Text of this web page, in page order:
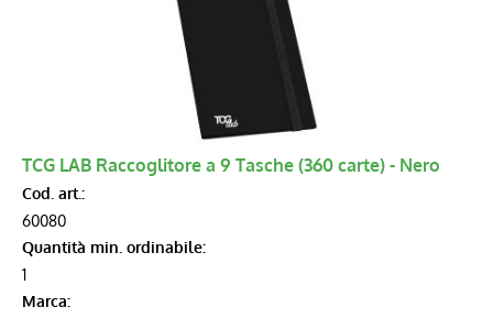
TCG LAB Raccoglitore a 9 Tasche (360 carte) - Nero
Cod. art.:
60080
Quantità min. ordinabile:
1
Marca: